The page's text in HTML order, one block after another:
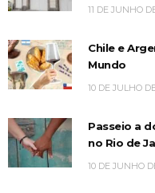
11 DE JUNHO
Chile e
Mundo
10 DE JULHO
Passeio a
no Rio de
10 DE JUNHO